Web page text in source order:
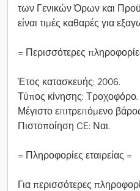
των Γενικών Όρων και
είναι τιμές καθαρές για
= Περισσότερες
Έτος κατασκευής: 2006.
Τύπος κίνησης: Τροχοφόρο.
Μέγιστο επιτρεπόμενο
Πιστοποίηση CE: Ναι.
= Πληροφορίες εταιρείας =
Για περισσότερες